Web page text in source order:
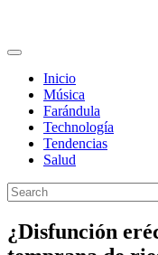
Inicio
Música
Farándula
Technología
Tendencias
Salud
¿Disfunción